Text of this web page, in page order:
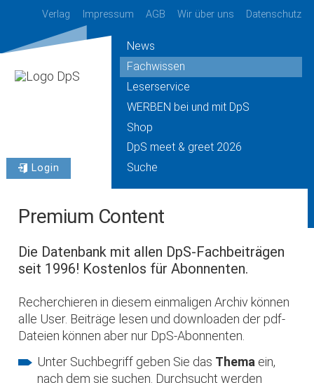
Verlag Impressum AGB Wir über uns Datenschutz
Login
News
Fachwissen
Leserservice
WERBEN bei und mit DpS
Shop
DpS meet & greet 2026
Suche
Premium Content
Die Datenbank mit allen DpS-Fachbeiträgen
seit 1996! Kostenlos für Abonnenten.
Recherchieren in diesem einmaligen Archiv können
alle User. Beiträge lesen und downloaden der pdf-
Dateien können aber nur DpS-Abonnenten.
Unter Suchbegriff geben Sie das Thema ein,
nach dem sie suchen. Durchsucht werden